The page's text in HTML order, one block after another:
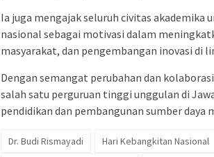
Ia juga mengajak seluruh civitas
nasional sebagai motivasi dalam
masyarakat, dan pengembangan inovasi di
Dengan semangat perubahan dan
salah satu perguruan tinggi unggulan di
pendidikan dan pembangunan sumber daya
Dr. Budi Rismayadi Hari Kebangkitan Nasional